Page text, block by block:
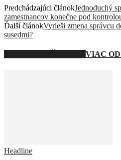
Predchádzajúci článokJednoduchý
zamestnancov konečne pod
Ďalší článokVyrieši zmena správcu
susedmi?
VIAC
Headline